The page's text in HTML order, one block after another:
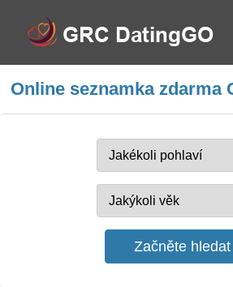
Online seznamka zdarma